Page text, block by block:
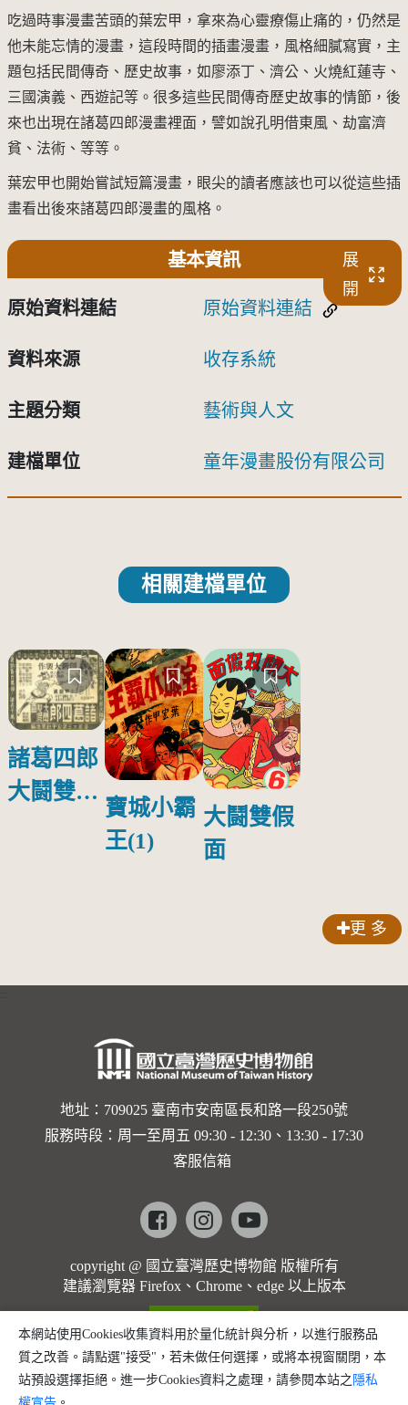
吃過時事漫畫苦頭的葉宏甲，拿來為心靈療傷止痛的，仍然是
他未能忘情的漫畫，這段時間的插畫漫畫，風格細膩寫實，主
題包括民間傳奇、歷史故事，如廖添丁、濟公、火燒紅蓮寺、
三國演義、西遊記等。很多這些民間傳奇歷史故事的情節，後
來也出現在諸葛四郎漫畫裡面，譬如說孔明借東風、劫富濟
貧、法術、等等。
葉宏甲也開始嘗試短篇漫畫，眼尖的讀者應該也可以從這些插
畫看出後來諸葛四郎漫畫的風格。
基本資訊
展
開
原始資料連結 原始資料連結
資料來源 收存系統
主題分類 藝術與人文
建檔單位 童年漫畫股份有限公司
相關建檔單位
諸葛四郎
大鬪雙假
寶城小霸
王(1)
大鬪雙假
面
更 多
地址：709025 臺南市安南區長和路一段250號
服務時段：周一至周五 09:30 - 12:30、13:30 - 17:30
客服信箱
Facebookinstagramyoutube
copyright @ 國立臺灣歷史博物館 版權所有
建議瀏覽器 Firefox、Chrome、edge 以上版本
本網站使用Cookies收集資料用於量化統計與分析，以進行服務品
質之改善。請點選"接受"，若未做任何選擇，或將本視窗關閉，本
站預設選擇拒絕。進一步Cookies資料之處理，請參閱本站之 隱私
權宣告 。